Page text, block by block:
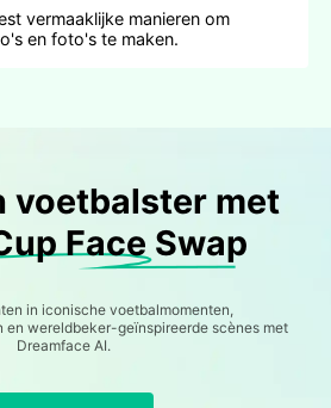
vermaaklijke manieren om
en foto's te maken.
voetbalster met
Face Swap
in iconische voetbalmomenten,
en wereldbeker-geïnspireerde scènes met
Dreamface AI.